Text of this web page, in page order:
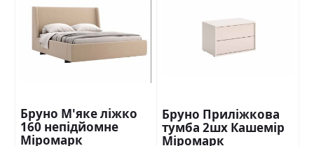
Бруно М'яке ліжко
160 непідйомне
Міромарк
Бруно Приліжкова
тумба 2шх Кашемір
Міромарк